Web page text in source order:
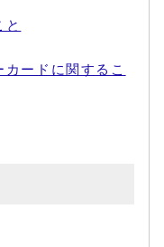
ードに関するこ